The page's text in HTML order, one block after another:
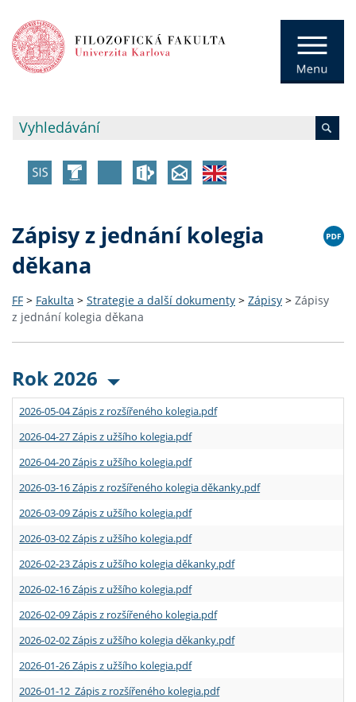
Zápisy z jednání kolegia
děkana
FF > Fakulta > Strategie a další dokumenty > Zápisy > Zápisy
z jednání kolegia děkana
Rok 2026
2026-05-04 Zápis z rozšířeného kolegia.pdf
2026-04-27 Zápis z užšího kolegia.pdf
2026-04-20 Zápis z užšího kolegia.pdf
2026-03-16 Zápis z rozšířeného kolegia děkanky.pdf
2026-03-09 Zápis z užšího kolegia.pdf
2026-03-02 Zápis z užšího kolegia.pdf
2026-02-23 Zápis z užšího kolegia děkanky.pdf
2026-02-16 Zápis z užšího kolegia.pdf
2026-02-09 Zápis z rozšířeného kolegia.pdf
2026-02-02 Zápis z užšího kolegia děkanky.pdf
2026-01-26 Zápis z užšího kolegia.pdf
2026-01-12 Zápis z rozšířeného kolegia.pdf